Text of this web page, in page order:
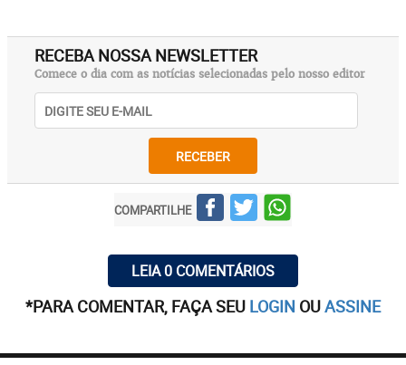
RECEBA NOSSA NEWSLETTER
Comece o dia com as notícias selecionadas pelo nosso editor
RECEBER
COMPARTILHE
LEIA 0 COMENTÁRIOS
*PARA COMENTAR, FAÇA SEU LOGIN OUASSINE